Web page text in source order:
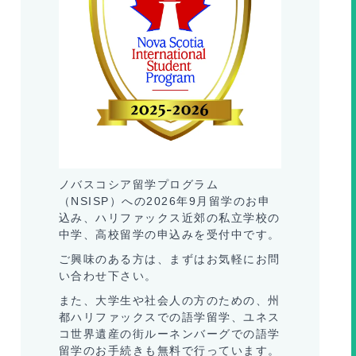
ノバスコシア留学プログラム
（NSISP）への2026年9月留学のお申
込み、ハリファックス近郊の私立学校の
中学、高校留学の申込みを受付中です。
ご興味のある方は、まずはお気軽にお問
い合わせ下さい。
また、大学生や社会人の方のための、州
都ハリファックスでの語学留学、ユネス
コ世界遺産の街ルーネンバーグでの語学
留学のお手続きも無料で行っています。